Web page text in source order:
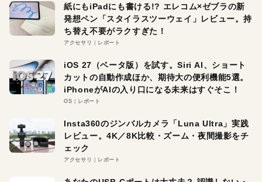
紙にもiPadにも書ける!? エレコム×ゼブラの新
発想ペン「スタイラスツーウェイ」レビュー。持
ち替え不要がラクすぎた！
アクセサリ レポート
iOS 27（ベータ版）を試す。Siri AI、ショート
カットの自動作成ほか、期待大の便利機能5選。
iPhoneがAIの入り口になる未来はすぐそこ！
OS レポート
Insta360のジンバルカメラ「Luna Ultra」実践
レビュー。4K／8K比較・ズーム・夜間撮影をチ
ェック
アクセサリ レポート